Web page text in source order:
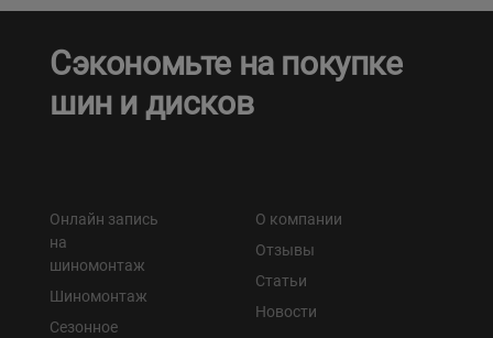
Сэкономьте на покупке
шин и дисков
Онлайн запись
на
шиномонтаж
Шиномонтаж
Сезонное
О компании
Отзывы
Статьи
Новости